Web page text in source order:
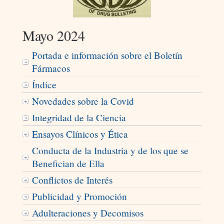
Mayo 2024
Portada e información sobre el Boletín
Fármacos
Índice
Novedades sobre la Covid
Integridad de la Ciencia
Ensayos Clínicos y Ética
Conducta de la Industria y de los que se
Benefician de Ella
Conflictos de Interés
Publicidad y Promoción
Adulteraciones y Decomisos